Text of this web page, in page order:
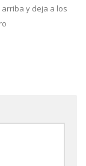
y deja a los